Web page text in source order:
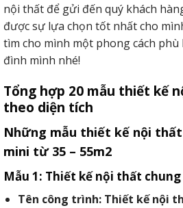
nội thất để gửi đến quý khách
được sự lựa chọn tốt nhất cho
tìm cho mình một phong cách
đình mình nhé!
Tổng hợp 20 mẫu thiết kế
theo diện tích
Những mẫu thiết kế nội thất
mini từ 35 – 55m2
Mẫu 1: Thiết kế nội thất
Tên công trình: Thiết kế nội